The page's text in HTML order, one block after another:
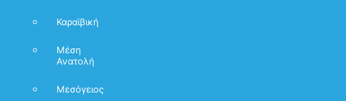
Καραϊβική
Μέση
Ανατολή
Μεσόγειος